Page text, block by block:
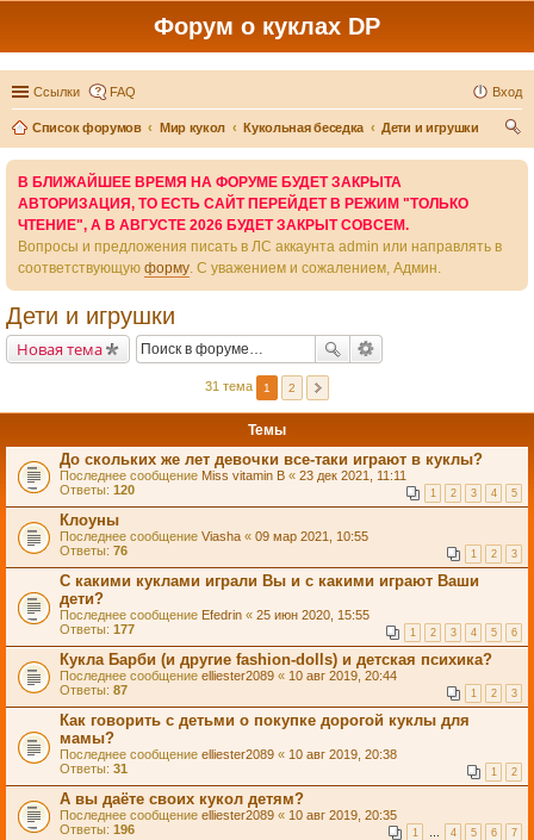
Форум о куклах DP
Ссылки FAQ Вход
Список форумов Мир кукол Кукольная беседка
Дети и игрушки
В БЛИЖАЙШЕЕ ВРЕМЯ НА ФОРУМЕ БУДЕТ ЗАКРЫТА
АВТОРИЗАЦИЯ, ТО ЕСТЬ САЙТ ПЕРЕЙДЕТ В РЕЖИМ "ТОЛЬКО
ЧТЕНИЕ", А В АВГУСТЕ 2026 БУДЕТ ЗАКРЫТ СОВСЕМ.
Вопросы и предложения писать в ЛС аккаунта admin или направлять в
соответствующую форму. С уважением и сожалением, Админ.
Дети и игрушки
Новая тема
31 тема 1 2
Темы
До скольких же лет девочки все-таки играют в куклы?
Последнее сообщение Miss vitamin B « 23 дек 2021, 11:11
Ответы: 120 1 2 3 4 5
Клоуны
Последнее сообщение Viasha « 09 мар 2021, 10:55
Ответы: 76 1 2 3
С какими куклами играли Вы и с какими играют Ваши
дети?
Последнее сообщение Efedrin « 25 июн 2020, 15:55
Ответы: 177 1 2 3 4 5 6
Кукла Барби (и другие fashion-dolls) и детская психика?
Последнее сообщение elliester2089 « 10 авг 2019, 20:44
Ответы: 87 1 2 3
Как говорить с детьми о покупке дорогой куклы для
мамы?
Последнее сообщение elliester2089 « 10 авг 2019, 20:38
Ответы: 31 1 2
А вы даёте своих кукол детям?
Последнее сообщение elliester2089 « 10 авг 2019, 20:35
Ответы: 196 1 … 4 5 6 7